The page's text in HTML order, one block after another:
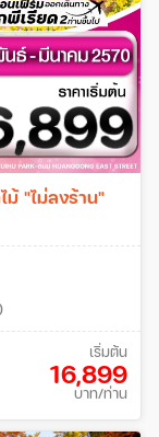
"ไม่ลงร้าน"
เริ่มต้น
16,899
บาท/ท่าน